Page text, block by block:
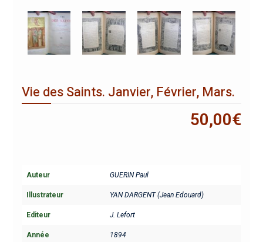
Vie des Saints. Janvier, Février, Mars.
50,00€
Auteur GUERIN Paul
Illustrateur YAN DARGENT (Jean Edouard)
Editeur J. Lefort
Année 1894